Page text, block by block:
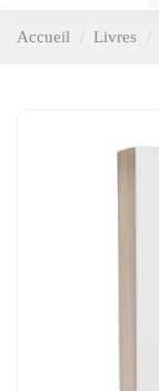
Accueil Livres